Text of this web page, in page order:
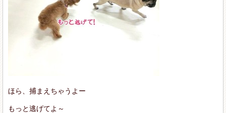
ほら、捕まえちゃうよー
もっと逃げてよ～